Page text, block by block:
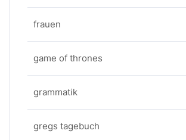
frauen
game of thrones
grammatik
gregs tagebuch